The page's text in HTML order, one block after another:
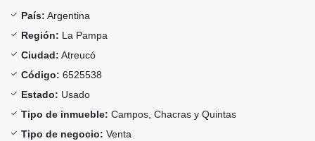
País: Argentina
Región: La Pampa
Ciudad: Atreucó
Código: 6525538
Estado: Usado
Tipo de inmueble: Campos, Chacras y Quintas
Tipo de negocio: Venta